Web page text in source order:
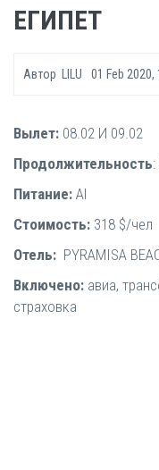
ЕГИПЕТ
Автор LILU 01 Feb 2020,
Вылет: 08.02 И 09.02
Продолжительность
Питание: Al
Стоимость: 318 $/чел
Отель: PYRAMISA
Включено: авиа,
страховка